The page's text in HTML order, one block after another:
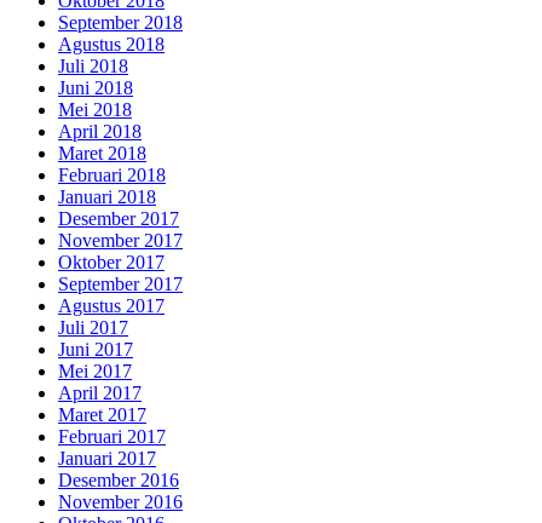
September 2018
Agustus 2018
Juli 2018
Juni 2018
Mei 2018
April 2018
Maret 2018
Februari 2018
Januari 2018
Desember 2017
November 2017
Oktober 2017
September 2017
Agustus 2017
Juli 2017
Juni 2017
Mei 2017
April 2017
Maret 2017
Februari 2017
Januari 2017
Desember 2016
November 2016